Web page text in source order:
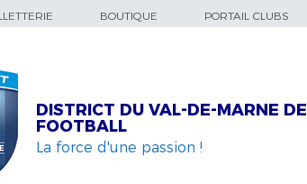
BOUTIQUE PORTAIL CLUBS
DISTRICT DU VAL-DE-MARNE DE
FOOTBALL
La force d'une passion !